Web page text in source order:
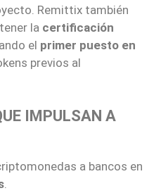
Remittix también
la certificación
el primer puesto en
previos al
IMPULSAN A
a bancos en
.